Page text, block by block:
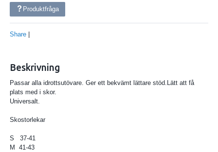
Produktfråga
Share |
Beskrivning
Passar alla idrottsutövare. Ger ett bekvämt lättare stöd.Lätt att få
plats med i skor.
Universalt.
Skostorlekar
S 37-41
M 41-43